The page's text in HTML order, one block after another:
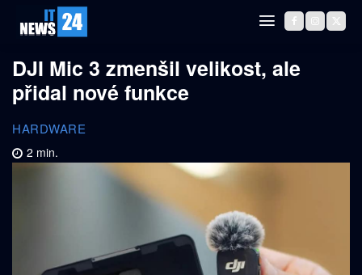
DJI Mic 3 zmenšil velikost, ale
přidal nové funkce
HARDWARE
2 min.